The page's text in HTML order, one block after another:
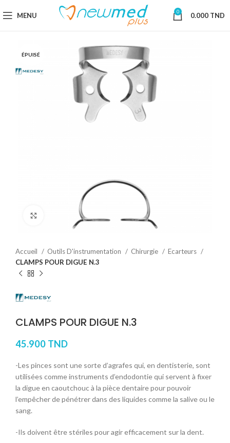
MENU 0 0.000 TND
ÉPUISÉ
Cliquez pour agrandir
Accueil Outils D'instrumentation Chirurgie
Ecarteurs
CLAMPS POUR DIGUE N.3
CLAMPS POUR DIGUE N.3
45.900 TND
-Les pinces sont une sorte d’agrafes qui, en dentisterie, sont
utilisées comme instruments d’endodontie qui servent à fixer
la digue en caoutchouc à la pièce dentaire pour pouvoir
l’empêcher de pénétrer dans des liquides comme la salive ou le
sang.
-Ils doivent être stériles pour agir efficacement sur la dent.